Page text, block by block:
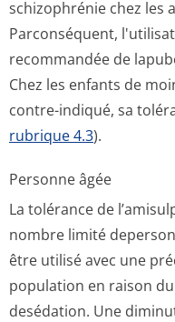
schizophrénie chez les
Parconséquent,
recommandée de
Chez les enfants de
contre-indiqué, sa
rubrique 4.3).
Personne âgée
La tolérance de
nombre limité
être utilisé avec une
population en raison
desédation. Une